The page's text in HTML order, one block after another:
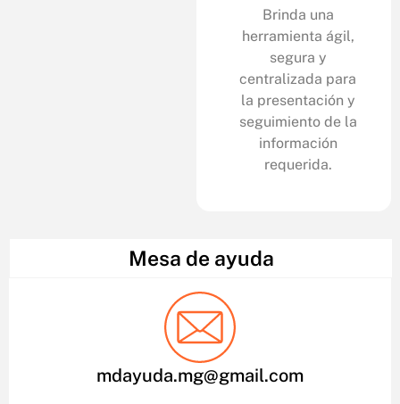
Brinda una
herramienta ágil,
segura y
centralizada para
la presentación y
seguimiento de la
información
requerida.
Mesa de ayuda
mdayuda.mg@gmail.com